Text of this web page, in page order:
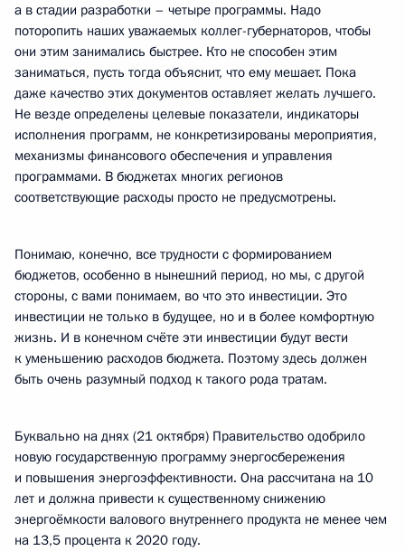
а в стадии разработки – четыре программы. Надо
поторопить наших уважаемых коллег-губернаторов, чтобы
они этим занимались быстрее. Кто не способен этим
заниматься, пусть тогда объяснит, что ему мешает. Пока
даже качество этих документов оставляет желать лучшего.
Не везде определены целевые показатели, индикаторы
исполнения программ, не конкретизированы мероприятия,
механизмы финансового обеспечения и управления
программами. В бюджетах многих регионов
соответствующие расходы просто не предусмотрены.
Понимаю, конечно, все трудности с формированием
бюджетов, особенно в нынешний период, но мы, с другой
стороны, с вами понимаем, во что это инвестиции. Это
инвестиции не только в будущее, но и в более комфортную
жизнь. И в конечном счёте эти инвестиции будут вести
к уменьшению расходов бюджета. Поэтому здесь должен
быть очень разумный подход к такого рода тратам.
Буквально на днях (21 октября) Правительство одобрило
новую государственную программу энергосбережения
и повышения энергоэффективности. Она рассчитана на 10
лет и должна привести к существенному снижению
энергоёмкости валового внутреннего продукта не менее чем
на 13,5 процента к 2020 году.